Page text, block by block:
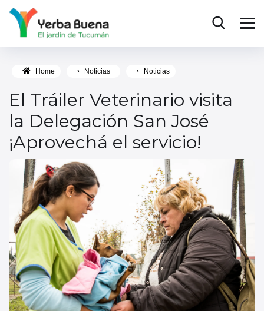
Home Noticias_ Noticias
El Tráiler Veterinario visita
la Delegación San José
¡Aprovechá el servicio!